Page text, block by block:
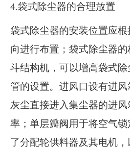
4.袋式除尘器的合理放置
袋式除尘器的安装位置应
向进行布置；袋式除尘器
斗结构机，可以增高袋式
管的设置。进风口设有进
灰尘直接进入集尘器的进
率；单层瓣阀用于将空气
了分配轮供料器及其电机